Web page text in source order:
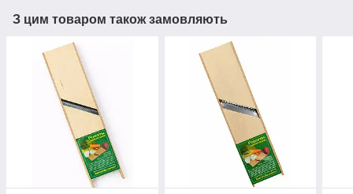
З цим товаром також замовляють